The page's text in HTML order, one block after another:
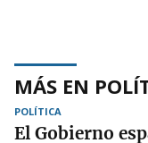
MÁS EN
POLÍTICA
El Gobierno